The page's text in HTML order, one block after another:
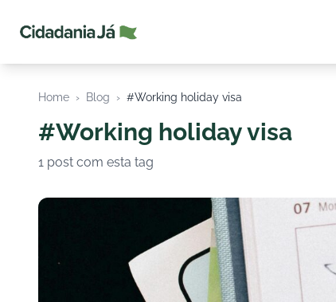
Home › Blog › #Working holiday visa
#Working holiday visa
1 post com esta tag